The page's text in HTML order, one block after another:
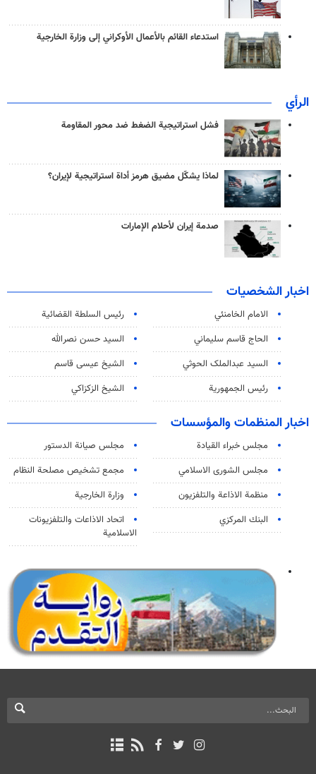
استدعاء القائم بالأعمال الأوكراني إلى وزارة الخارجية
الرأي
فشل استراتيجية الضغط ضد محور المقاومة
لماذا يشكّل مضيق هرمز أداة استراتيجية لإيران؟
صدمة إيران لأحلام الإمارات
اخبار الشخصيات
الامام الخامنئي
رئیس السلطة القضائیة
الحاج قاسم سليماني
السيد حسن نصرالله
السید عبدالملک الحوثي
الشيخ عيسى قاسم
رئيس الجمهورية
الشيخ الزكزاكي
اخبار المنظمات والمؤسسات
مجلس خبراء القيادة
مجلس صيانة الدستور
مجلس الشورى الاسلامي
مجمع تشخيص مصلحة النظام
منظمة الاذاعة والتلفزیون
وزارة الخارجية
البنك المركزي
اتحاد الاذاعات والتلفزيونات
الاسلامية